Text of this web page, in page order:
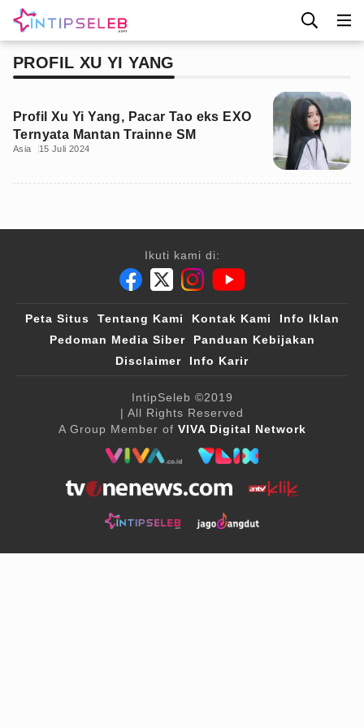
PROFIL XU YI YANG
Profil Xu Yi Yang, Pacar Tao eks EXO
Ternyata Mantan Trainne SM
Asia 15 Juli 2024
Ikuti kami di:
Peta Situs Tentang Kami Kontak Kami
Info Iklan
Pedoman Media Siber
Panduan Kebijakan
Disclaimer
Info Karir
IntipSeleb ©2019
| All Rights Reserved
A Group Member of VIVA Digital Network